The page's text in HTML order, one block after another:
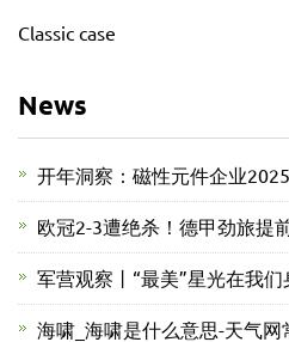
Classic case
News
开年洞察：磁性元件企业
欧冠2-3遭绝杀！德甲劲旅提
军营观察丨“最美”星光在我
海啸_海啸是什么意思-天气网